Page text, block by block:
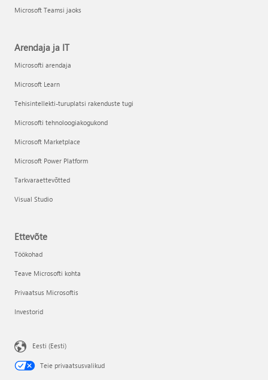
Microsoft Teamsi jaoks
Arendaja ja IT
Microsofti arendaja
Microsoft Learn
Tehisintellekti-turuplatsi rakenduste tugi
Microsofti tehnoloogiakogukond
Microsoft Marketplace
Microsoft Power Platform
Tarkvaraettevõtted
Visual Studio
Ettevõte
Töökohad
Teave Microsofti kohta
Privaatsus Microsoftis
Investorid
Eesti (Eesti)
Teie privaatsusvalikud